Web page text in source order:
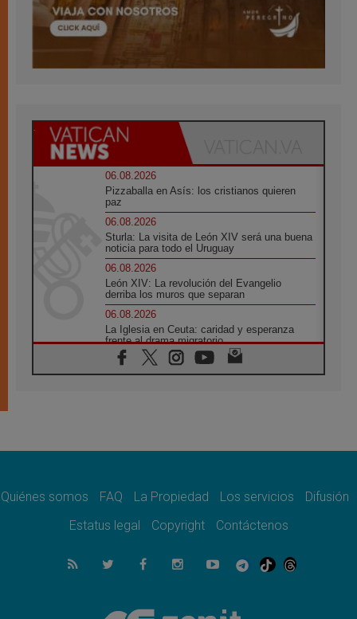
06.08.2026
Pizzaballa en Asís: los cristianos quieren
paz
06.08.2026
Sturla: La visita de León XIV será una buena
noticia para todo el Uruguay
06.08.2026
León XIV: La revolución del Evangelio
derriba los muros que separan
06.08.2026
La Iglesia en Ceuta: caridad y esperanza
frente al drama migratorio
06.08.2026
La visita del Papa a Perú será un tiempo de
06.08.2026
05.08.2026
sociedad necesita el mensaje del Evangelio
Santa María la Mayor, Makrickas: La gracia
de Dios desciende sobre el mundo
Cristianos y confucianos: Respeto y
Quiénes somos FAQ La Propiedad Los servicios
Difusión
Estatus legal
Copyright Contáctenos